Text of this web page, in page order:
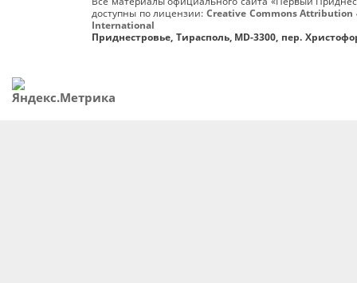
доступны по лицензии: Creative Commons Attribution
International
Приднестровье, Тирасполь, MD-3300, пер.